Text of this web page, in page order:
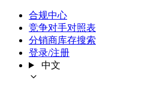
合规中心
竞争对手对照表
分销商库存搜索
登录/注册
中文